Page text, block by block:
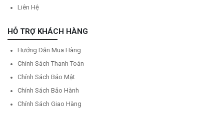
Liên Hệ
HỖ TRỢ KHÁCH HÀNG
Hướng Dẫn Mua Hàng
Chính Sách Thanh Toán
Chính Sách Bảo Mật
Chính Sách Bảo Hành
Chính Sách Giao Hàng